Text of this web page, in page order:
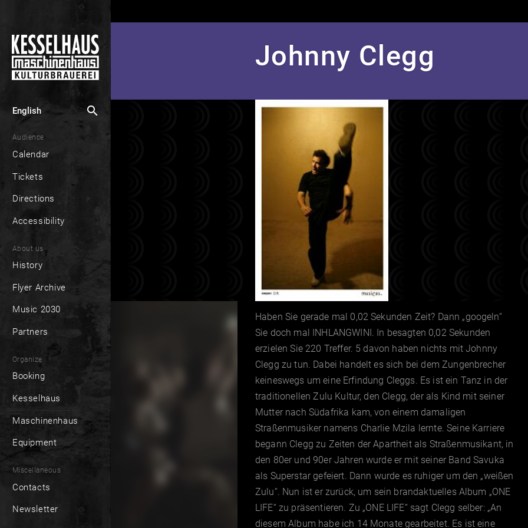
English search
Audience
Calendar
Tickets
Directions
Accessibility
About us
History
Flyer Archive
Music 2030
Partners
Organize
Booking
Kesselhaus
Maschinenhaus
Equipment
Miscellaneous
Contacts
Newsletter
Johnny Clegg
Haben Sie gerade mal 0,02 Sekunden Zeit? Dann „googeln“
Sie doch mal INHLANGWINI. In besagten 0,02 Sekunden
erzielen Sie 220 Treffer. 5 davon haben nichts mit Johnny
Clegg zu tun. Dabei handelt es sich bei dem Zungenbrecher
keineswegs um eine Erfindung Cleggs. Es ist ein Tanz in der
traditionellen Zulu Kultur, den Clegg, der als Kind mit seiner
Mutter nach Südafrika kam, von einem damaligen
Straßenmusiker namens Charlie Mzila lernte. Seine Karriere
begann Clegg zu Zeiten der Apartheit als Straßenmusikant, in
den 80er und 90er Jahren wurde er mit seiner Band Savuka
als Superstar gefeiert. Dann wurde es ruhiger um den „weißen
Zulu“. Nun ist er zurück, um sein brandaktuelles Album „ONE
LIFE“ zu präsentieren. Zu „ONE LIFE“ sagt Clegg selber: „An
diesem Album habe ich 14 Monate gearbeitet. Es ist eine